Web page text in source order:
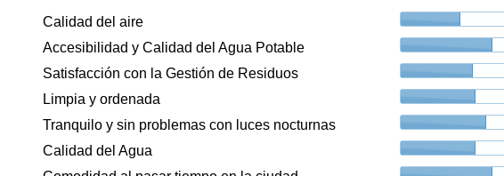
Calidad del aire
Accesibilidad y Calidad del Agua Potable
Satisfacción con la Gestión de Residuos
Limpia y ordenada
Tranquilo y sin problemas con luces nocturnas
Calidad del Agua